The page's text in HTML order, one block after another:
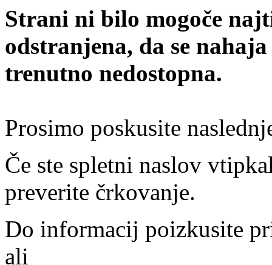
Strani ni bilo mogoče
odstranjena, da se
trenutno nedostopna.
Prosimo poskusite
Če ste spletni naslov
preverite črkovanje.
Do informacij poizkusite
ali